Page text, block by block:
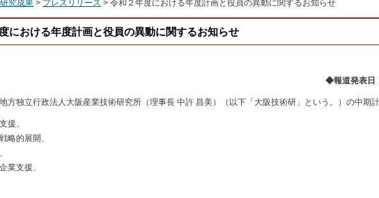
究成果 > プレスリリース > 令和２年度における年度計画と役員の異動に関するお知らせ
における年度計画と役員の異動に関するお知らせ
道発表日：令和2年4
方独立行政法人大阪産業技術研究所（理事長 中許 昌美）（以下「大阪技術研」という。）の中期計
援、
略的展開、
業支援、